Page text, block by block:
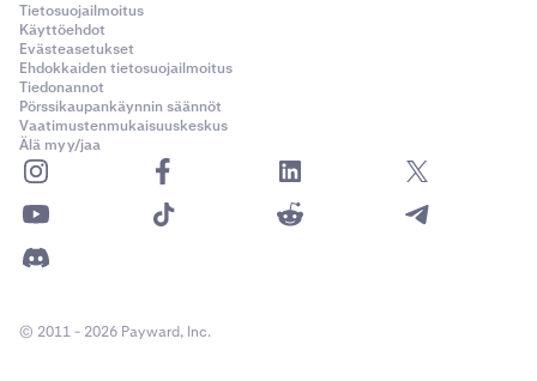
Tietosuojailmoitus
Käyttöehdot
Evästeasetukset
Ehdokkaiden tietosuojailmoitus
Tiedonannot
Pörssikaupankäynnin säännöt
Vaatimustenmukaisuuskeskus
Älä myy/jaa
© 2011 - 2026 Payward, Inc.